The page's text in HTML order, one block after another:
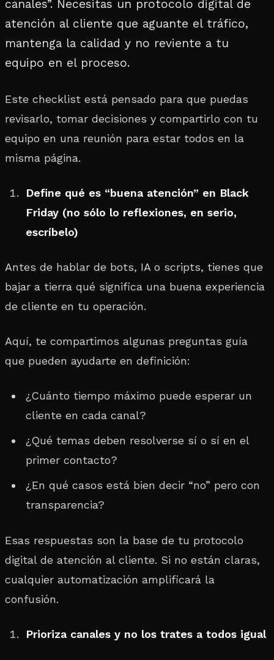
canales”. Necesitas un protocolo digital de
atención al cliente que aguante el tráfico,
mantenga la calidad y no reviente a tu
equipo en el proceso.
Este checklist está pensado para que puedas
revisarlo, tomar decisiones y compartirlo con tu
equipo en una reunión para estar todos en la
misma página.
Define qué es “buena atención” en Black
Friday (no sólo lo reflexiones, en serio,
escríbelo)
Antes de hablar de bots, IA o scripts, tienes que
bajar a tierra qué significa una buena experiencia
de cliente en tu operación.
Aquí, te compartimos algunas preguntas guía
que pueden ayudarte en definición:
¿Cuánto tiempo máximo puede esperar un
cliente en cada canal?
¿Qué temas deben resolverse sí o sí en el
primer contacto?
¿En qué casos está bien decir “no” pero con
transparencia?
Esas respuestas son la base de tu protocolo
digital de atención al cliente. Si no están claras,
cualquier automatización amplificará la
confusión.
Prioriza canales y no los trates a todos igual